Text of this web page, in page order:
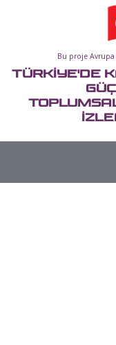
Bu proje
TÜRKİYE'DE